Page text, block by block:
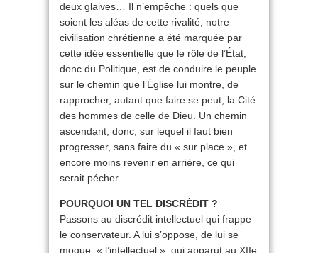
deux glaives… Il n’empêche : quels que
soient les aléas de cette rivalité, notre
civilisation chrétienne a été marquée par
cette idée essentielle que le rôle de l’État,
donc du Politique, est de conduire le peuple
sur le chemin que l’Église lui montre, de
rapprocher, autant que faire se peut, la Cité
des hommes de celle de Dieu. Un chemin
ascendant, donc, sur lequel il faut bien
progresser, sans faire du « sur place », et
encore moins revenir en arrière, ce qui
serait pécher.
POURQUOI UN TEL DISCRÉDIT ?
Passons au discrédit intellectuel qui frappe
le conservateur. A lui s’oppose, de lui se
moque, « l’intellectuel », qui apparut au XIIe